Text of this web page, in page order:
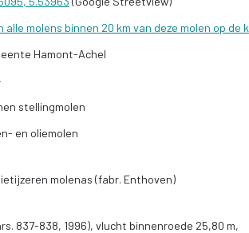
alle molens binnen 20 km van deze molen op de
Hamont-Achel
stellingmolen
en oliemolen
molenas (fabr. Enthoven)
837-838, 1996), vlucht binnenroede 25,80 m,